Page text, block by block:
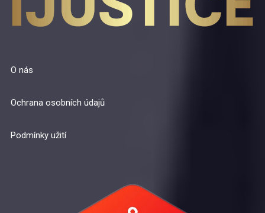
O nás
Ochrana osobních údajů
Podmínky užití